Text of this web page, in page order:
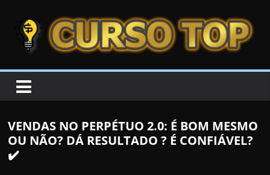
CURSOTOP
s
e
l
VENDAS NO PERPÉTUO 2.0: É BOM MESMO
OU NÃO? DÁ RESULTADO ? É CONFIÁVEL?
✔️